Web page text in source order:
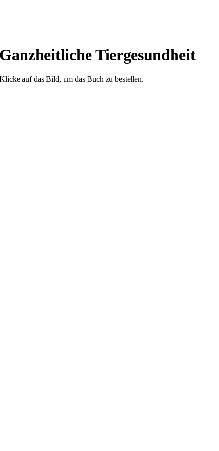
Ganzheitliche Tiergesundheit
Klicke auf das Bild, um das Buch zu bestellen.